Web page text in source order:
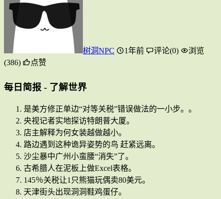
树洞NPC 1年前 评论(0)
浏览
(386)
点赞
每日简报 - 了解世界
是美方修正单边“对等关税”错误做法的一小步。。
央视记者实地探访特朗普大厦。
店主解释为何女装越做越小。
路边遇到这种诡异姿势的鸟 赶紧远离。
沙尘暴中广州小蛮腰“消失”了。
古希腊人在泥板上做Excel表格。
145％关税让1只熊猫玩偶卖80美元。
天津街头出现洞洞鞋鸡蛋仔。